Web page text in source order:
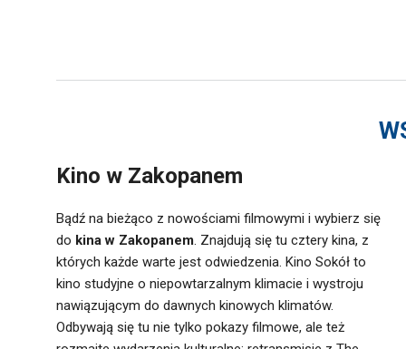
Kino w Zakopanem
Bądź na bieżąco z nowościami filmowymi i wybierz się
do kina w Zakopanem. Znajdują się tu cztery kina, z
których każde warte jest odwiedzenia. Kino Sokół to
kino studyjne o niepowtarzalnym klimacie i wystroju
nawiązującym do dawnych kinowych klimatów.
Odbywają się tu nie tylko pokazy filmowe, ale też